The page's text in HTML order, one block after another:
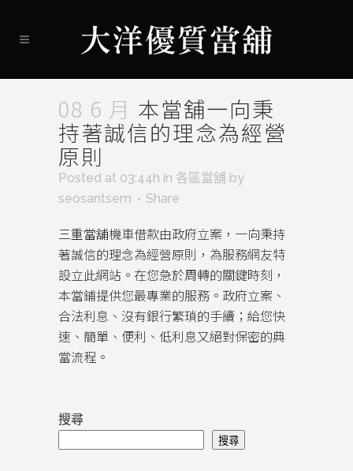
08 6 月 本當舖一向秉
持著誠信的理念為經營
原則
Posted at 03:44h in 各區當舖 by
seosantsem
Share
三重當舖機車借款由政府立案，一向秉持
著誠信的理念為經營原則，為服務網友特
設立此網站。在您急於周轉的關鍵時刻，
本當鋪提供您最專業的服務。政府立案、
合法利息、沒有銀行繁瑣的手續；給您快
速、簡單、便利、低利息又絕對保密的典
當流程。
搜尋
搜尋